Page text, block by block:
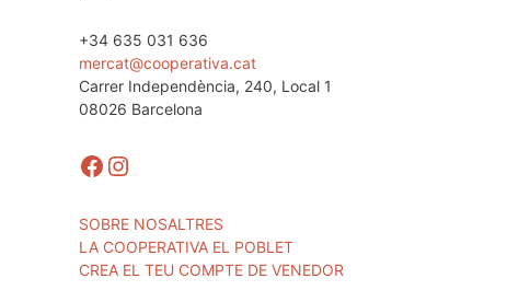
+34 635 031 636
mercat@cooperativa.cat
Carrer Independència, 240, Local 1
08026 Barcelona
Facebook
Instagram
SOBRE NOSALTRES
LA COOPERATIVA EL POBLET
CREA EL TEU COMPTE DE VENEDOR